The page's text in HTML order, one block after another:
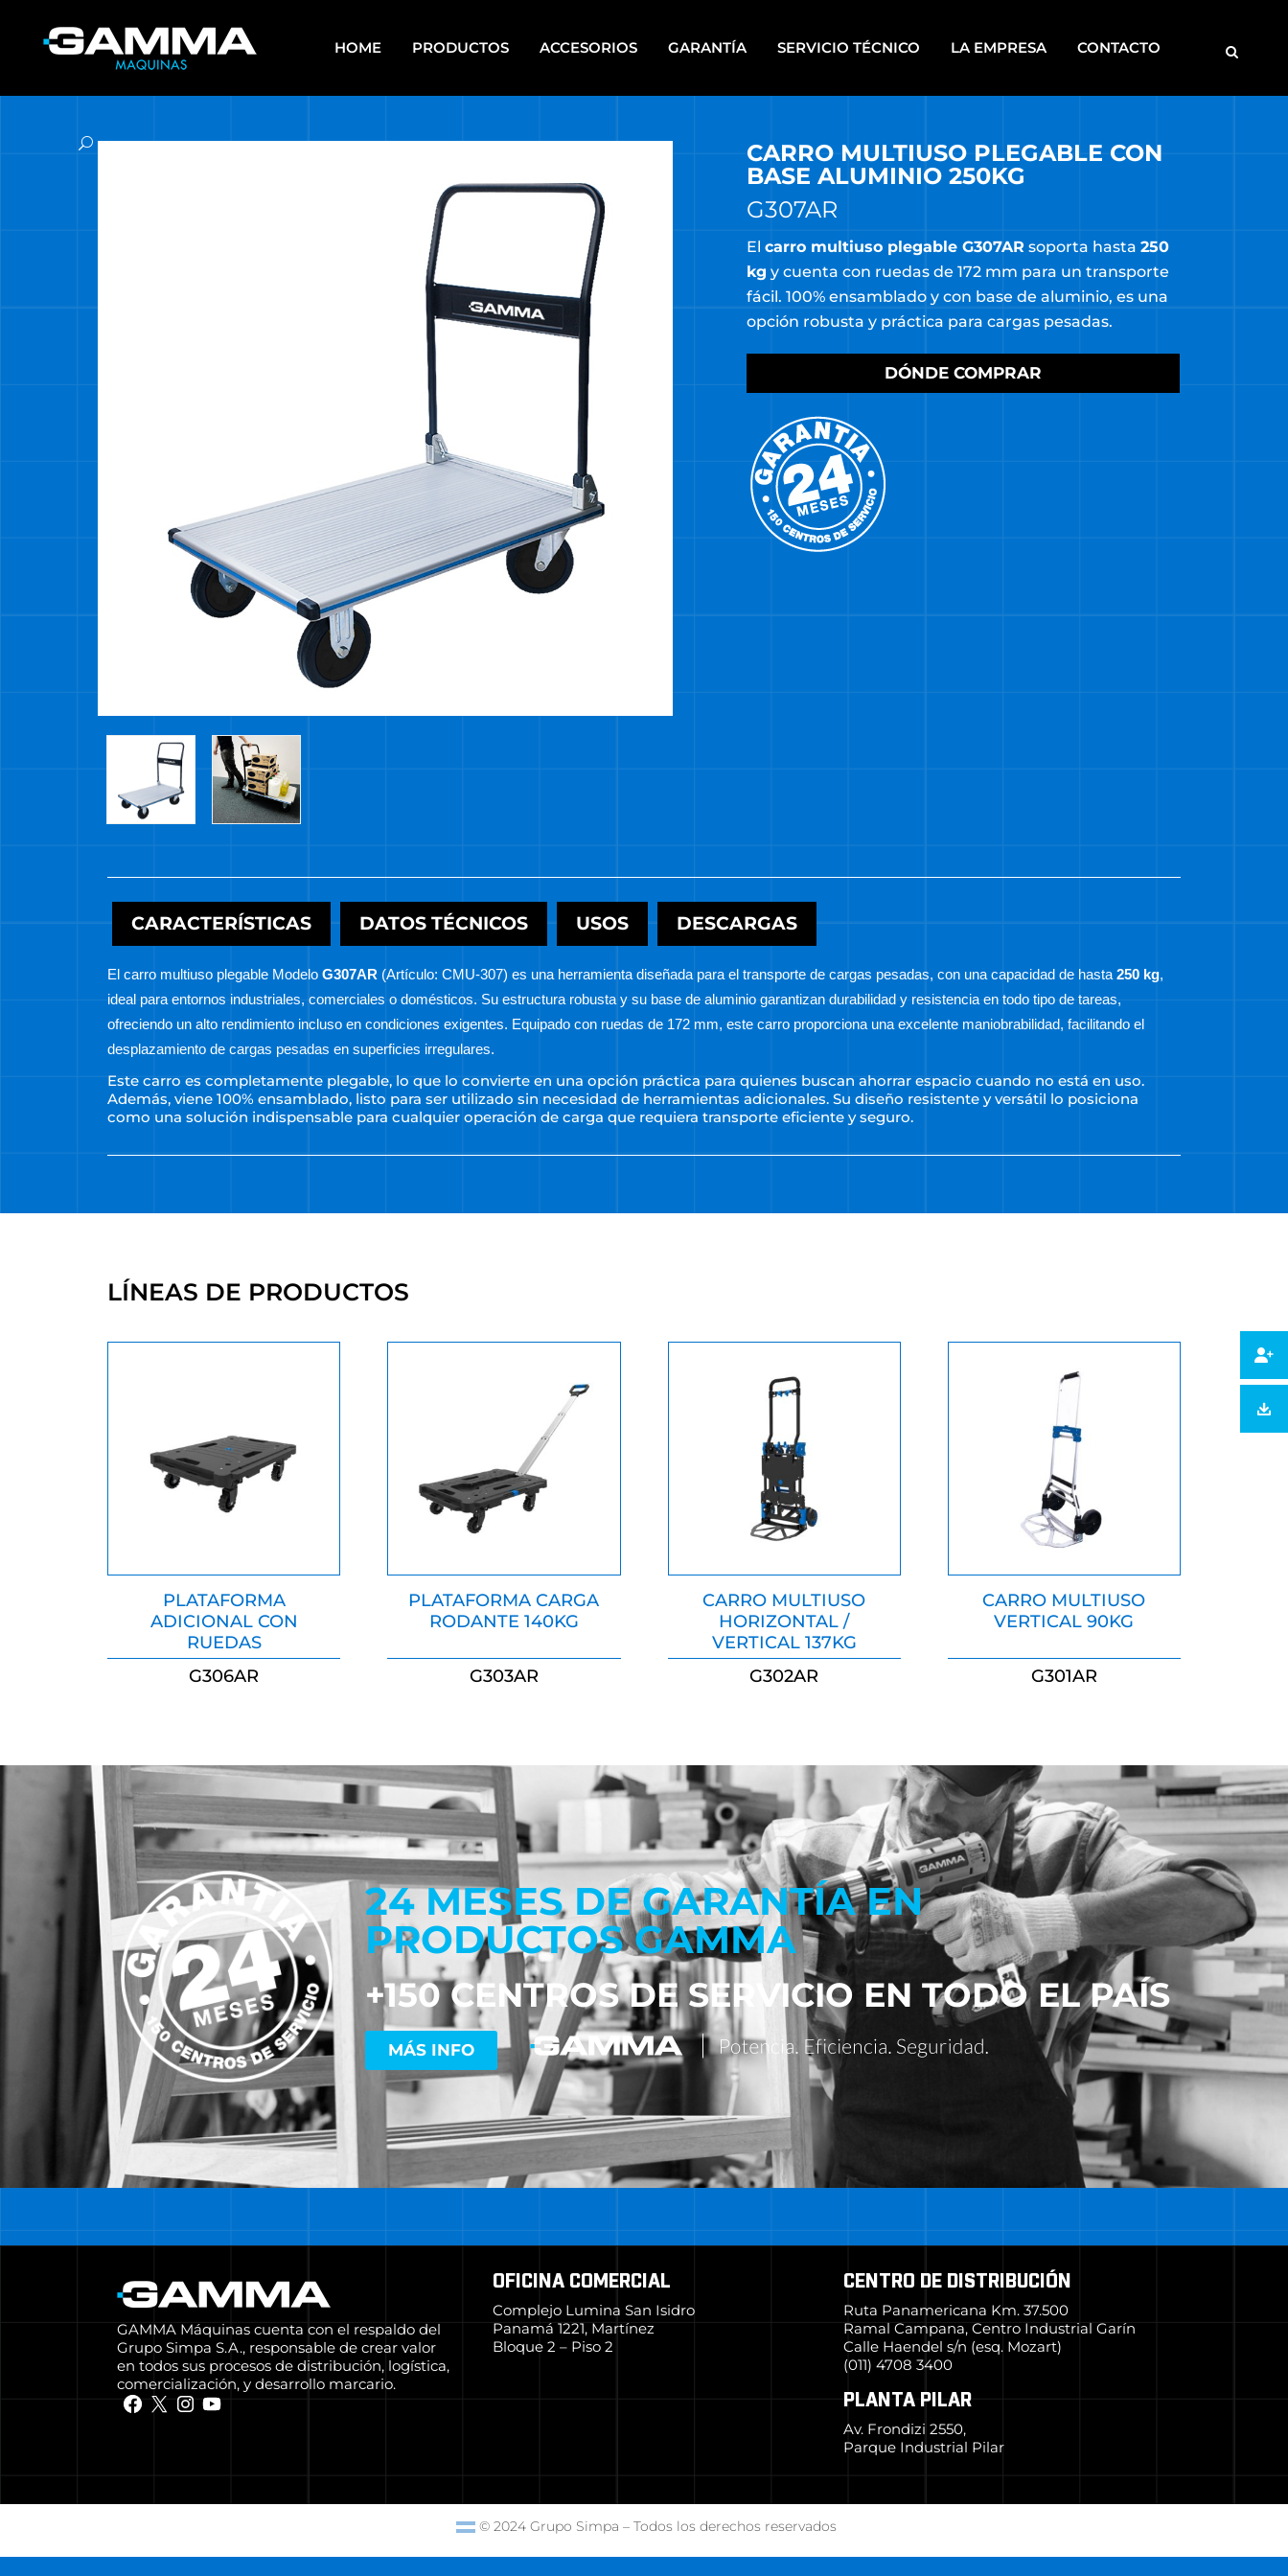
HOME PRODUCTOS
ESCALERAS
GRUPOS ELECTRÓGENOS
HERRAMIENTAS A BATERÍA
HERRAMIENTAS A BATERÍA
MULTI ENERGY
HERRAMIENTAS DE BANCO
HERRAMIENTAS DE JARDÍN
HERRAMIENTAS DE PIE
HERRAMIENTAS ELÉCTRICAS
HERRAMIENTAS DE MECÁNICA
HERRAMIENTAS NEUMÁTICAS
MOTOBOMBAS
ROSCADORAS
DISCONTINUOS
ACCESORIOS GARANTÍA SERVICIO TÉCNICO LA EMPRESA CONTACTO
CARRO MULTIUSO PLEGABLE CON
BASE ALUMINIO 250KG
G307AR
El carro multiuso plegable G307AR soporta hasta 250
kg y cuenta con ruedas de 172 mm para un transporte
fácil. 100% ensamblado y con base de aluminio, es una
opción robusta y práctica para cargas pesadas.
DÓNDE COMPRAR
CARACTERÍSTICAS DATOS TÉCNICOS USOS DESCARGAS
El carro multiuso plegable Modelo G307AR (Artículo: CMU-307) es una herramienta diseñada para el transporte de cargas pesadas, con una capacidad de hasta 250 kg,
ideal para entornos industriales, comerciales o domésticos. Su estructura robusta y su base de aluminio garantizan durabilidad y resistencia en todo tipo de tareas,
ofreciendo un alto rendimiento incluso en condiciones exigentes. Equipado con ruedas de 172 mm, este carro proporciona una excelente maniobrabilidad, facilitando el
desplazamiento de cargas pesadas en superficies irregulares.
Este carro es completamente plegable, lo que lo convierte en una opción práctica para quienes buscan ahorrar espacio cuando no está en uso.
Además, viene 100% ensamblado, listo para ser utilizado sin necesidad de herramientas adicionales. Su diseño resistente y versátil lo posiciona
como una solución indispensable para cualquier operación de carga que requiera transporte eficiente y seguro.
LÍNEAS DE PRODUCTOS
PLATAFORMA
ADICIONAL CON
RUEDAS
G306AR
PLATAFORMA CARGA
RODANTE 140KG
G303AR
CARRO MULTIUSO
HORIZONTAL /
VERTICAL 137KG
G302AR
CARRO MULTIUSO
VERTICAL 90KG
G301AR
24 MESES DE GARANTÍA EN
PRODUCTOS GAMMA
+150 CENTROS DE SERVICIO EN TODO EL PAÍS
MÁS INFO
GAMMA Máquinas cuenta con el respaldo del
Grupo Simpa S.A., responsable de crear valor
en todos sus procesos de distribución, logística,
comercialización, y desarrollo marcario.
OFICINA COMERCIAL
Complejo Lumina San Isidro
Panamá 1221, Martínez
Bloque 2 – Piso 2
CENTRO DE DISTRIBUCIÓN
Ruta Panamericana Km. 37.500
Ramal Campana, Centro Industrial Garín
Calle Haendel s/n (esq. Mozart)
(011) 4708 3400
PLANTA PILAR
Av. Frondizi 2550,
Parque Industrial Pilar
© 2024 Grupo Simpa – Todos los derechos reservados